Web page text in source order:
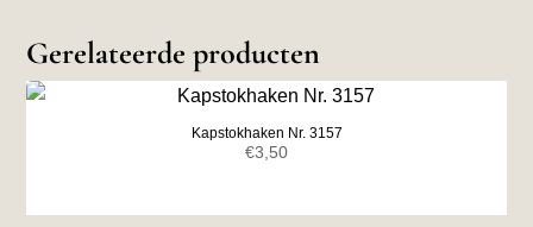
Gerelateerde producten
Kapstokhaken Nr. 3157
€3,50